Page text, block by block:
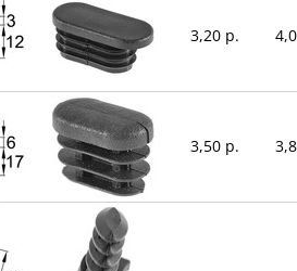
3,20 р.
3,50 р.